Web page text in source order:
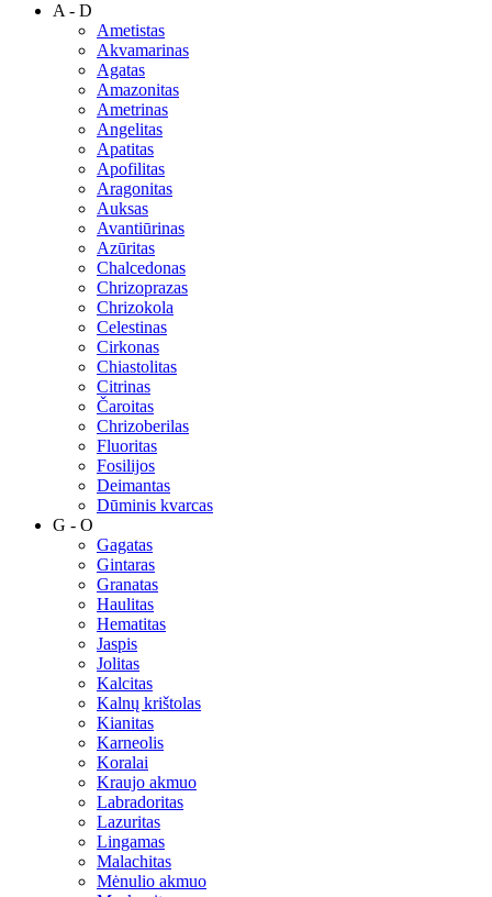
A - D
Ametistas
Akvamarinas
Agatas
Amazonitas
Ametrinas
Angelitas
Apatitas
Apofilitas
Aragonitas
Auksas
Avantiūrinas
Azūritas
Chalcedonas
Chrizoprazas
Chrizokola
Celestinas
Cirkonas
Chiastolitas
Citrinas
Čaroitas
Chrizoberilas
Fluoritas
Fosilijos
Deimantas
Dūminis kvarcas
G - O
Gagatas
Gintaras
Granatas
Haulitas
Hematitas
Jaspis
Jolitas
Kalcitas
Kalnų krištolas
Kianitas
Karneolis
Koralai
Kraujo akmuo
Labradoritas
Lazuritas
Lingamas
Malachitas
Mėnulio akmuo